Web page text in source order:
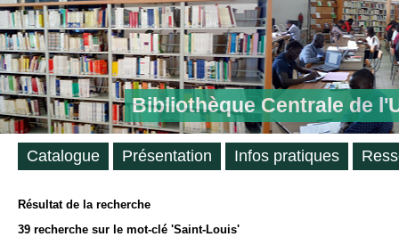
Bibliothèque Centrale de
Résultat de la recherche
39 recherche sur le mot-clé 'Saint-Louis'
Catalogue Présentation Infos pratiques